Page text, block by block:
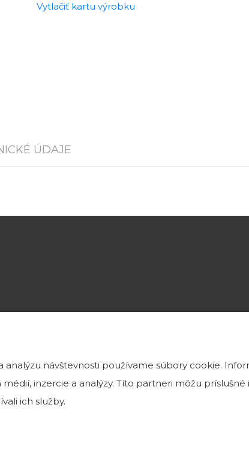
Vytlačiť kartu výrobku
ÚDAJE
v prac. dňoch od 8 h do 18h
otvorená Po-Pia od 8:00 do 16:00
návštevnosti používame súbory cookie.
inzercie a analýzy. Títo partneri môžu
ich služby.